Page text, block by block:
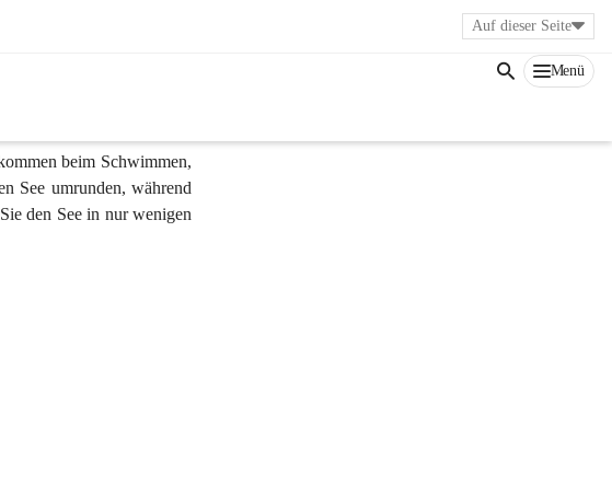
Menü
Auf dieser Seite
beim Schwimmen,
See umrunden, während
den See in nur wenigen